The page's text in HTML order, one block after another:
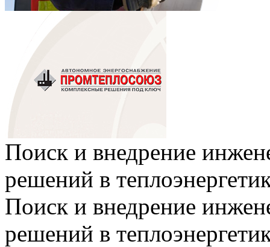
Поиск и внедрение
решений в
Поиск и внедрение
решений в